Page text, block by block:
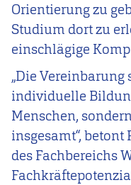
Orientierung zu
Studium dort zu
einschlägige
„Die
individuelle
Menschen,
insgesamt“, betont
des Fachbereichs